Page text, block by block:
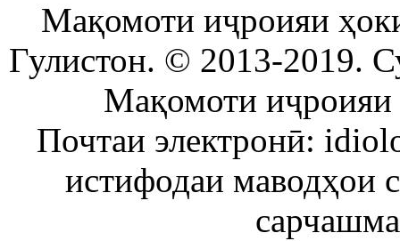
Мақомоти иҷроияи
Гулистон. © 2013-2019.
Мақомоти иҷроияи
Почтаи электронӣ:
истифодаи маводҳои